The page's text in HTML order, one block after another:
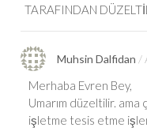
TARAFINDAN
Muhsin Dalfidan
Merhaba Evren Bey,
Umarım düzeltilir.
işletme tesis etme